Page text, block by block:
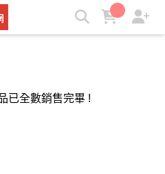
Store | ★聯華食品e購網★
已全數銷售完畢 !